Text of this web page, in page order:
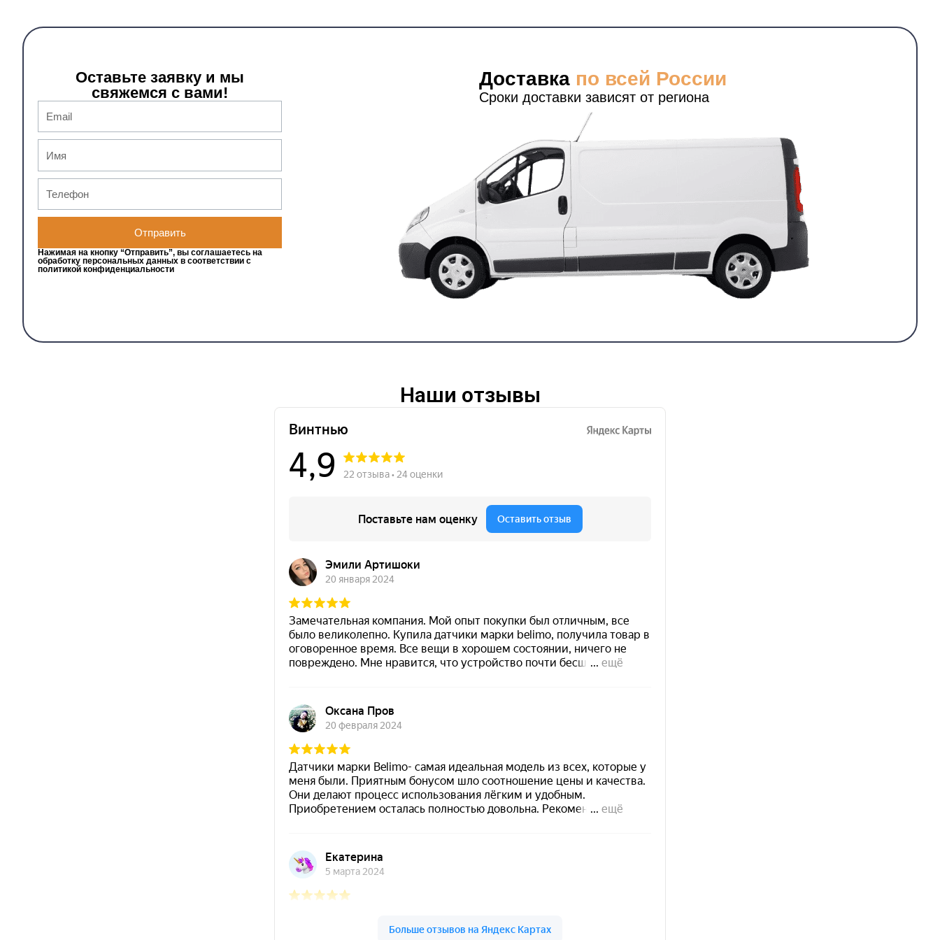
Оставьте заявку и мы
свяжемся с вами!
Отправить
Нажимая на кнопку “Отправить”, вы соглашаетесь на
обработку персональных данных в соответствии с
политикой конфиденциальности
Доставка по всей России
Сроки доставки зависят от региона
Наши отзывы